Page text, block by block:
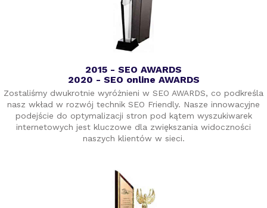
2015 - SEO AWARDS
2020 - SEO online AWARDS
Zostaliśmy dwukrotnie wyróżnieni w SEO AWARDS, co podkreśla
nasz wkład w rozwój technik SEO Friendly. Nasze innowacyjne
podejście do optymalizacji stron pod kątem wyszukiwarek
internetowych jest kluczowe dla zwiększania widoczności
naszych klientów w sieci.